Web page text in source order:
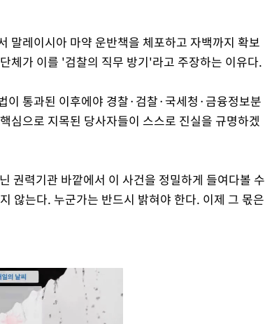
말레이시아 마약 운반책을 체포하고 자백까지 확보
체가 이를 '검찰의 직무 방기'라고 주장하는 이유다.
이 통과된 이후에야 경찰·검찰·국세청·금융정보분
심으로 지목된 당사자들이 스스로 진실을 규명하겠
권력기관 바깥에서 이 사건을 정밀하게 들여다볼 수
않는다. 누군가는 반드시 밝혀야 한다. 이제 그 몫은